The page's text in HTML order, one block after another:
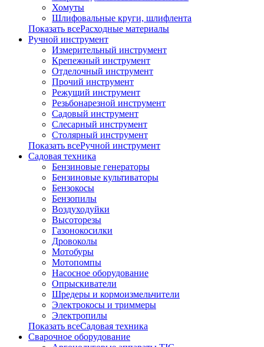
Хомуты
Шлифовальные круги, шлифлента
Показать всеРасходные материалы
Ручной инструмент
Измерительный инструмент
Крепежный инструмент
Отделочный инструмент
Прочий инструмент
Режущий инструмент
Резьбонарезной инструмент
Садовый инструмент
Слесарный инструмент
Столярный инструмент
Показать всеРучной инструмент
Садовая техника
Бензиновые генераторы
Бензиновые культиваторы
Бензокосы
Бензопилы
Воздуходуйки
Высоторезы
Газонокосилки
Дровоколы
Мотобуры
Мотопомпы
Насосное оборудование
Опрыскиватели
Шредеры и кормоизмельчители
Электрокосы и триммеры
Электропилы
Показать всеСадовая техника
Сварочное оборудование